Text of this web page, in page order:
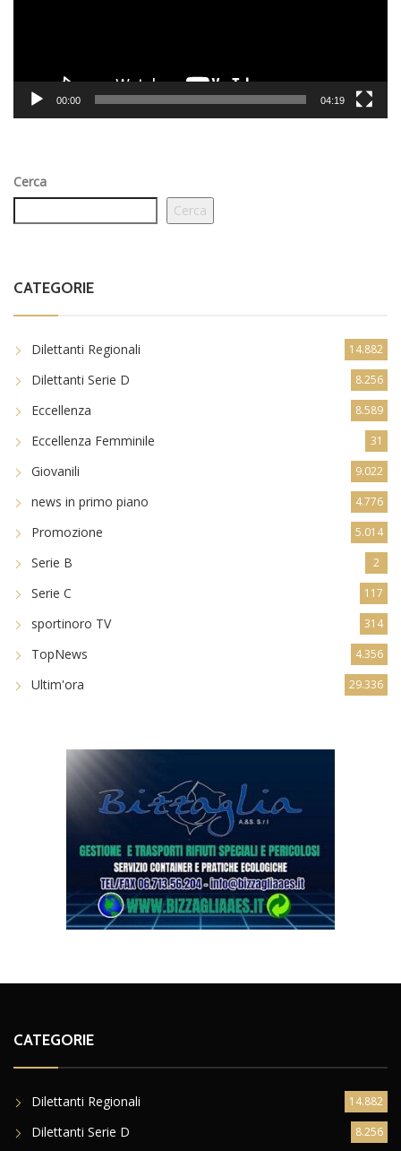
00:00 04:19
Cerca
Cerca
CATEGORIE
Dilettanti Regionali 14.882
Dilettanti Serie D 8.256
Eccellenza 8.589
Eccellenza Femminile 31
Giovanili 9.022
news in primo piano 4.776
Promozione 5.014
Serie B 2
Serie C 117
sportinoro TV 314
TopNews 4.356
Ultim'ora 29.336
CATEGORIE
Dilettanti Regionali 14.882
Dilettanti Serie D 8.256